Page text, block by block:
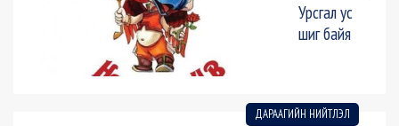
Урсгал ус
шиг байя
ДАРААГИЙН НИЙТЛЭЛ